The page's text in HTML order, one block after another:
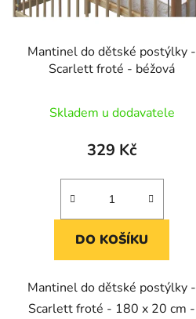
Mantinel do dětské postýlky -
Scarlett froté - béžová
Skladem u dodavatele
329 Kč
DO KOŠÍKU
Mantinel do dětské postýlky -
Scarlett froté - 180 x 20 cm -